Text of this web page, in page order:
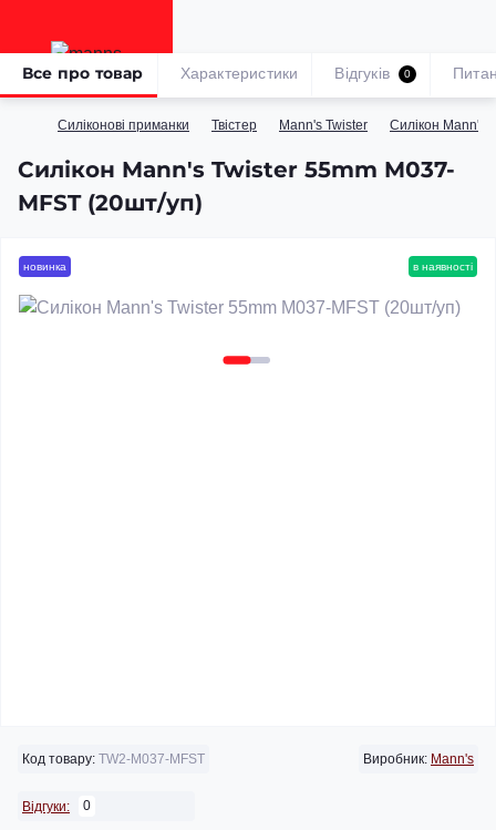
Силіконові приманки Твістер Mann's Twister Силікон Mann's
Силікон Mann's Twister 55mm M037-
MFST (20шт/уп)
Все про товар Характеристики Відгуків 0
новинка в наявності
Код товару: TW2-M037-MFST Виробник: Mann's
Відгуки: 0